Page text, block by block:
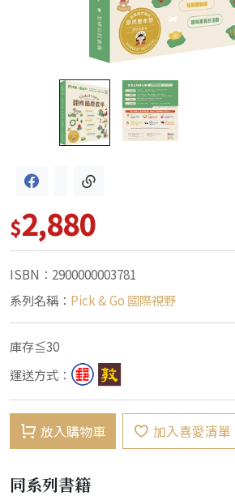
$2,880
ISBN：2900000003781
系列名稱： Pick & Go 國際視野
庫存≦30
運送方式：
放入購物車 加入喜愛清單
同系列書籍